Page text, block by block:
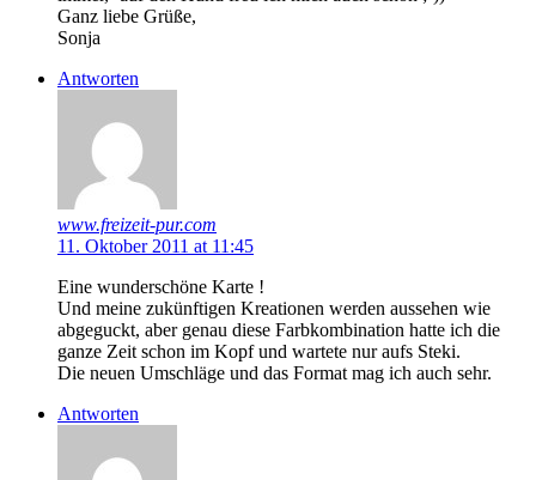
Ganz liebe Grüße,
Sonja
Antworten
www.freizeit-pur.com
11. Oktober 2011 at 11:45
Eine wunderschöne Karte !
Und meine zukünftigen Kreationen werden aussehen wie
abgeguckt, aber genau diese Farbkombination hatte ich die
ganze Zeit schon im Kopf und wartete nur aufs Steki.
Die neuen Umschläge und das Format mag ich auch sehr.
Antworten